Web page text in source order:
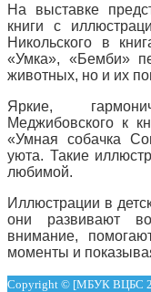
На выставке
книги с
Никольского в
«Умка», «Бемби»
животных, но и их
Яркие,
Меджибовского к
«Умная собачка
уюта. Такие
любимой.
Иллюстрации в
они развивают
внимание,
моменты и
Copyright © [МБУК ВЦБС